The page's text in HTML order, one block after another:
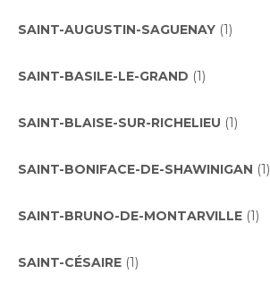
SAINT-AUGUSTIN-SAGUENAY (1)
SAINT-BASILE-LE-GRAND (1)
SAINT-BLAISE-SUR-RICHELIEU (1)
SAINT-BONIFACE-DE-SHAWINIGAN (1)
SAINT-BRUNO-DE-MONTARVILLE (1)
SAINT-CÉSAIRE (1)